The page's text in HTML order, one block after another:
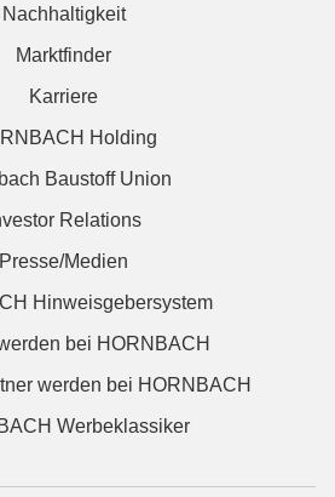
Nachhaltigkeit
Marktfinder
Karriere
Holding
Baustoff Union
Relations
Presse/Medien
Hinweisgebersystem
bei HORNBACH
werden bei HORNBACH
Werbeklassiker